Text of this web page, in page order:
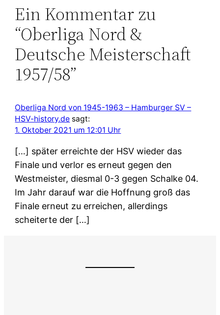
Ein Kommentar zu
“Oberliga Nord &
Deutsche Meisterschaft
1957/58”
Oberliga Nord von 1945-1963 – Hamburger SV –
HSV-history.de sagt:
1. Oktober 2021 um 12:01 Uhr
[…] später erreichte der HSV wieder das
Finale und verlor es erneut gegen den
Westmeister, diesmal 0-3 gegen Schalke 04.
Im Jahr darauf war die Hoffnung groß das
Finale erneut zu erreichen, allerdings
scheiterte der […]